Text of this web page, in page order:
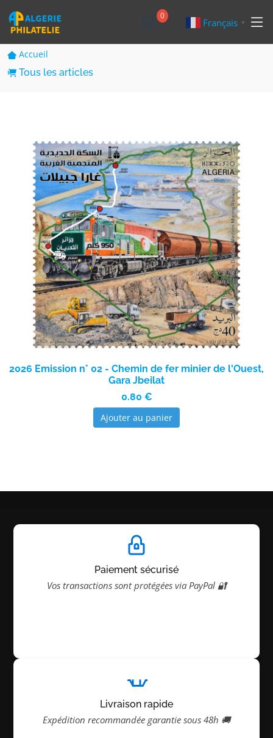
0
Français ▼
Accueil
Tous les articles
2026 Emission n° 02 - Chemin de fer minier de l'Ouest,
Gara Jbeilat
0.80 €
Ajouter au panier
Paiement sécurisé
Vos transactions sont protégées via PayPal 🔐
Livraison rapide
Expédition recommandée garantie sous 48h 🚚